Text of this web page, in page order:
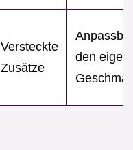
Versteckte
Zusätze
den